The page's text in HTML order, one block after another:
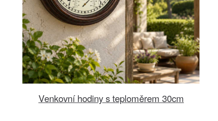
Venkovní hodiny s teploměrem 30cm